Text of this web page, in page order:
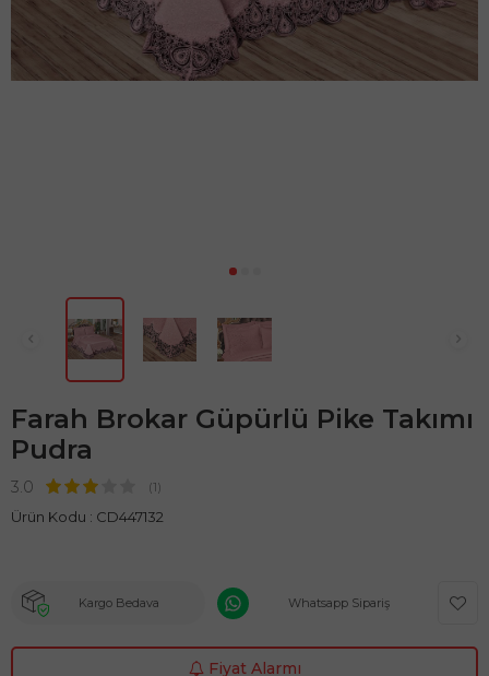
Farah Brokar Güpürlü Pike Takımı
Pudra
3.0 (1)
Ürün Kodu : CD447132
Kargo Bedava Whatsapp Sipariş
Fiyat Alarmı